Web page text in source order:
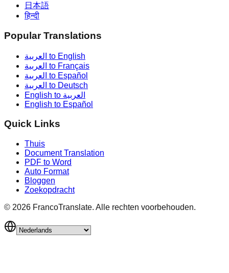
日本語
हिन्दी
Popular Translations
العربية to English
العربية to Français
العربية to Español
العربية to Deutsch
English to العربية
English to Español
Quick Links
Thuis
Document Translation
PDF to Word
Auto Format
Bloggen
Zoekopdracht
© 2026 FrancoTranslate. Alle rechten voorbehouden.